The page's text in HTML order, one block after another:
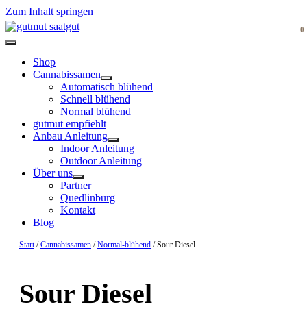
Zum Inhalt springen
0
Shop
Cannabissamen
Automatisch blühend
Schnell blühend
Normal blühend
gutmut empfiehlt
Anbau Anleitung
Indoor Anleitung
Outdoor Anleitung
Über uns
Partner
Quedlinburg
Kontakt
Blog
Start/Cannabissamen /Normal-blühend / Sour Diesel
Sour Diesel